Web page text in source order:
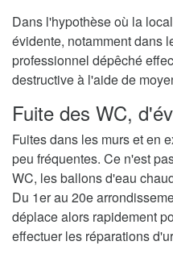
Dans l'hypothèse où la
évidente, notamment dans
professionnel dépêché
destructive à l'aide de
Fuite des WC,
Fuites dans les murs et en
peu fréquentes. Ce n'est
WC, les ballons d'eau
Du 1er au 20e
déplace alors rapidement
effectuer les réparations